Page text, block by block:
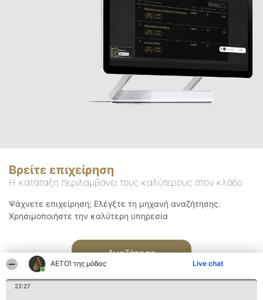
ΑΕΤΟΊ της μόδας Live chat
22:27
Βρείτε επιχείρηση
Η κατάταξη περιλαμβάνει τους καλύτερους στον κλάδο
Ψάχνετε επιχείρηση; Ελέγξτε τη μηχανή αναζήτησης.
Χρησιμοποιήστε την καλύτερη υπηρεσία
Αναζήτηση